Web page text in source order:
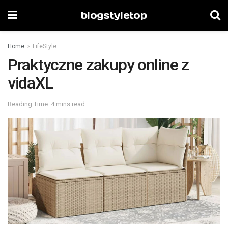
blogstyletop
Home LifeStyle
Praktyczne zakupy online z
vidaXL
Reading Time: 4 mins read